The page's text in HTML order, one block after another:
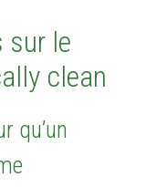
sur le
clean
qu’un